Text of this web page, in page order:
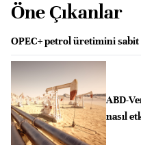
Öne Çıkanlar
OPEC+ petrol üretimini
ABD-
nasıl